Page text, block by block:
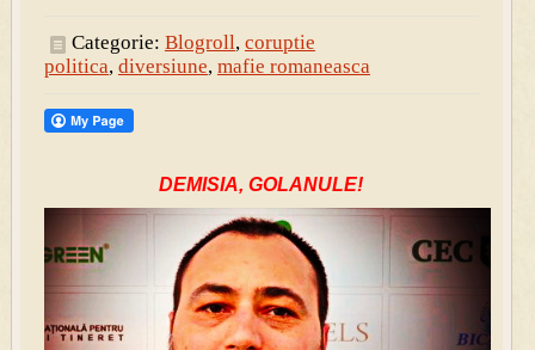
Categorie: Blogroll, coruptie
politica, diversiune, mafie romaneasca
DEMISIA, GOLANULE!